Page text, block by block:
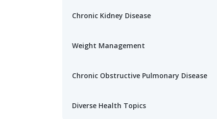
Chronic Kidney Disease
Weight Management
Chronic Obstructive Pulmonary Disease
Diverse Health Topics